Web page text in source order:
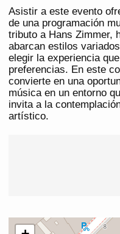
Asistir a este evento
de una programación
tributo a Hans Zimmer,
abarcan estilos
elegir la experiencia
preferencias. En este
convierte en una
música en un entorno
invita a la
artístico.